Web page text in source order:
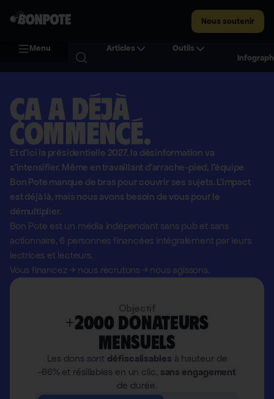
Nous soutenir
Menu Articles
Outils
Ça a déjà
commencé.
Et d'ici la présidentielle 2027, la désinformation va
s'intensifier. Même en travaillant d'arrache-pied, l'équipe
Bon Pote manque de bras pour couvrir ses sujets. L'impact
est déjà là, mais nous avons besoin de vous pour le
démultiplier.
Bon Pote est un média indépendant sans pub et sans
actionnaire, 6 personnes financées intégralement par leurs
lectrices et lecteurs.
Vous financez→ nous recrutons →nous agissons.
+2000 donateurs
mensuels
Les dons sont défiscalisables à hauteur de
-66% et résiliables en un clic, sans engagement
de durée.